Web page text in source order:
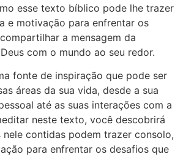
esse texto bíblico pode lhe trazer
e motivação para enfrentar os
a mensagem da
com o mundo ao seu redor.
fonte de inspiração que pode ser
áreas da sua vida, desde a sua
até as suas interações com a
neste texto, você descobrirá
contidas podem trazer consolo,
para enfrentar os desafios que